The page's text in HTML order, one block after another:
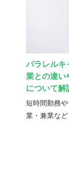
パラレルキ
業との違い
について解
短時間勤務
業・兼業な